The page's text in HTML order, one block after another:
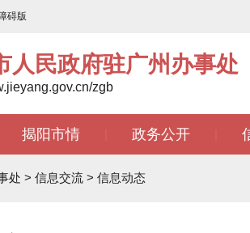
碍版
人民政府驻广州办事处
zgb
揭阳市情 政务公开
处 > 信息交流 > 信息动态